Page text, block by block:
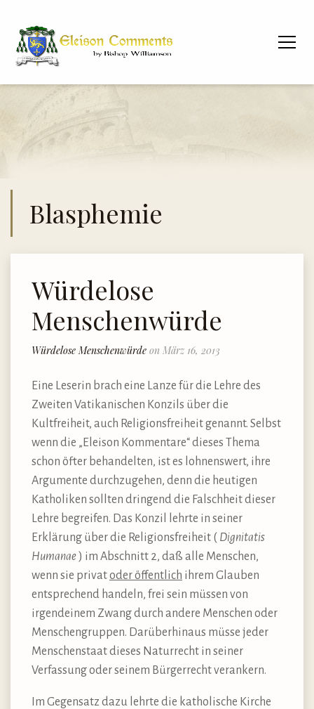
Blasphemie
Würdelose
Menschenwürde
Würdelose Menschenwürde on März 16, 2013
Eine Leserin brach eine Lanze für die Lehre des
Zweiten Vatikanischen Konzils über die
Kultfreiheit, auch Religionsfreiheit genannt. Selbst
wenn die „Eleison Kommentare“ dieses Thema
schon öfter behandelten, ist es lohnenswert, ihre
Argumente durchzugehen, denn die heutigen
Katholiken sollten dringend die Falschheit dieser
Lehre begreifen. Das Konzil lehrte in seiner
Erklärung über die Religionsfreiheit ( Dignitatis
Humanae) im Abschnitt 2, daß alle Menschen,
wenn sie privatoder öffentlich ihrem Glauben
entsprechend handeln, frei sein müssen von
irgendeinem Zwang durch andere Menschen oder
Menschengruppen. Darüberhinaus müsse jeder
Menschenstaat dieses Naturrecht in seiner
Verfassung oder seinem Bürgerrecht verankern.
Im Gegensatz dazu lehrte die katholische Kirche